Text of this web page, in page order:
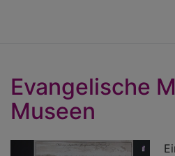
Evangelische
Museen